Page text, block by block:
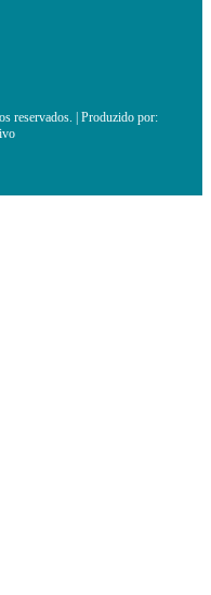
reservados. | Produzido por: